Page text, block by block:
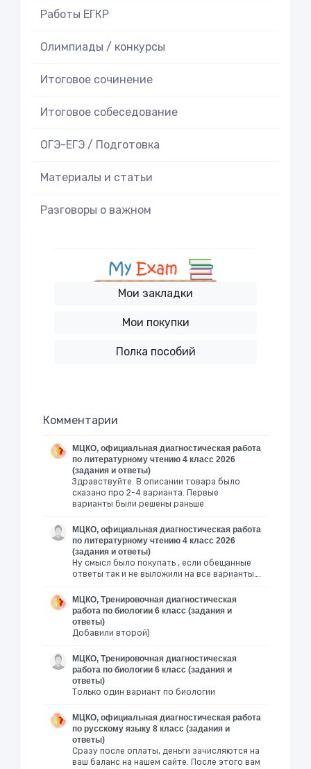
Работы ЕГКР
Олимпиады / конкурсы
Итоговое cочинение
Итоговое cобеседование
ОГЭ-ЕГЭ / Подготовка
Материалы и статьи
Разговоры о важном
Мои закладки
Мои покупки
Полка пособий
Комментарии
МЦКО, официальная диагностическая работа
по литературному чтению 4 класс 2026
(задания и ответы)
Здравствуйте. В описании товара было
сказано про 2-4 варианта. Первые
варианты были решены раньше
МЦКО, официальная диагностическая работа
по литературному чтению 4 класс 2026
(задания и ответы)
Ну смысл было покупать , если обещанные
ответы так и не выложили на все варианты….
МЦКО, Тренировочная диагностическая
работа по биологии 6 класс (задания и
ответы)
Добавили второй)
МЦКО, Тренировочная диагностическая
работа по биологии 6 класс (задания и
ответы)
Только один вариант по биологии
МЦКО, официальная диагностическая работа
по русскому языку 8 класс (задания и
ответы)
Сразу после оплаты, деньги зачисляются на
ваш баланс на нашем сайте. После этого вам